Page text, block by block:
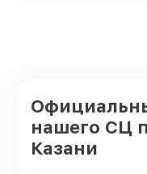
нашего СЦ
Казани